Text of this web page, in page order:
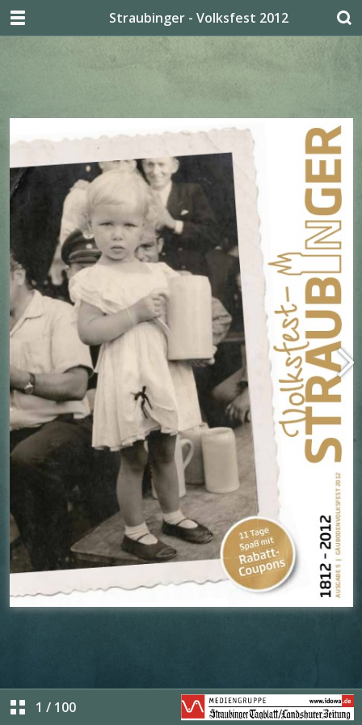
Straubinger - Volksfest 2012
1 / 100